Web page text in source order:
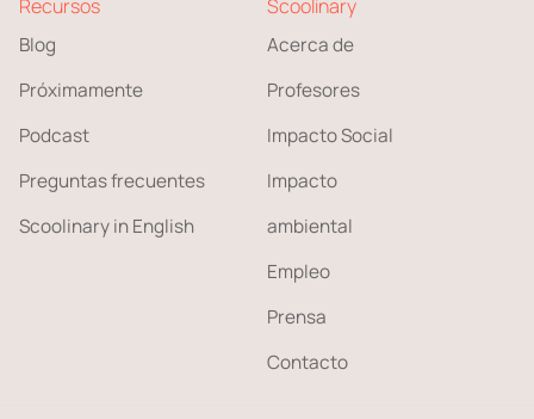
Recursos
Blog
Próximamente
Podcast
Preguntas frecuentes
Scoolinary in English
Scoolinary
Acerca de
Profesores
Impacto Social
Impacto
ambiental
Empleo
Prensa
Contacto